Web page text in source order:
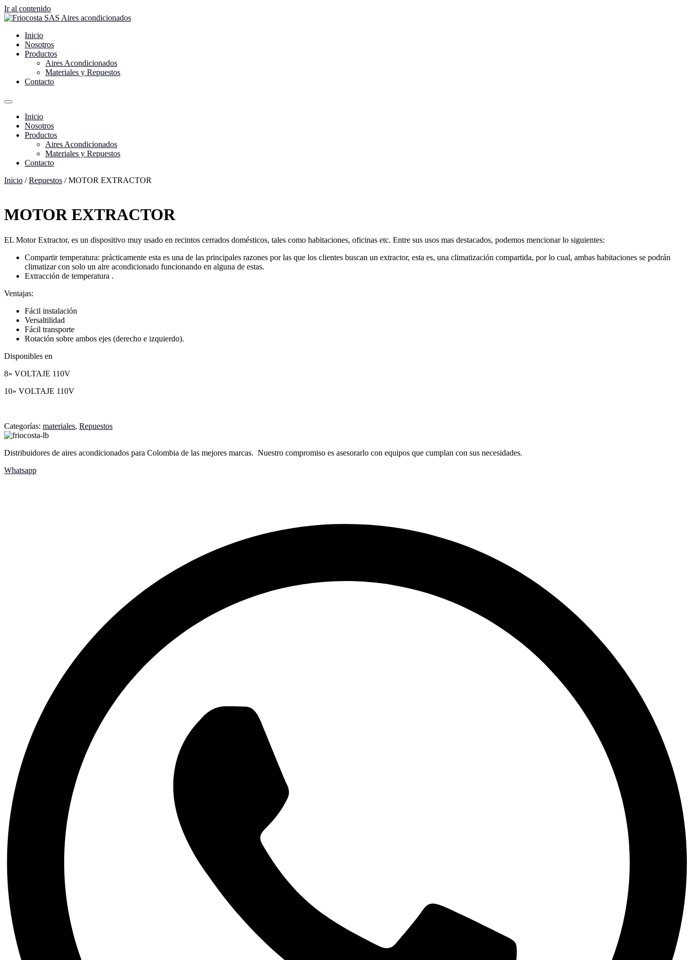
Ir al contenido
Inicio
Nosotros
Productos
Aires Acondicionados
Materiales y Repuestos
Contacto
Inicio
Nosotros
Productos
Aires Acondicionados
Materiales y Repuestos
Contacto
Inicio /Repuestos / MOTOR EXTRACTOR
MOTOR EXTRACTOR
EL Motor Extractor, es un dispositivo muy usado en recintos cerrados domésticos, tales como habitaciones, oficinas etc. Entre sus usos mas destacados, podemos mencionar lo siguientes:
Compartir temperatura: prácticamente esta es una de las principales razones por las que los clientes buscan un extractor, esta es, una climatización compartida, por lo cual, ambas habitaciones se podrán
climatizar con solo un aire acondicionado funcionando en alguna de estas.
Extracción de temperatura .
Ventajas:
Fácil instalación
Versaltilidad
Fácil transporte
Rotación sobre ambos ejes (derecho e izquierdo).
Disponibles en
8» VOLTAJE 110V
10» VOLTAJE 110V
Categorías: materiales, Repuestos
Distribuidores de aires acondicionados para Colombia de las mejores marcas. Nuestro compromiso es asesorarlo con equipos que cumplan con sus necesidades.
Whatsapp